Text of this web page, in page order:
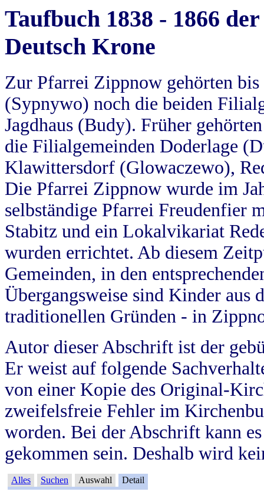
Taufbuch 1838 - 1866
Deutsch Krone
Zur Pfarrei Zippnow gehörten
(Sypnywo) noch die beiden
Jagdhaus (Budy). Früher
die Filialgemeinden Doderlage
Klawittersdorf (Glowaczewo),
Die Pfarrei Zippnow wurde im
selbständige Pfarrei Freudenfier
Stabitz und ein Lokalvikariat
wurden errichtet. Ab diesem
Gemeinden, in den
Übergangsweise sind Kinder aus
traditionellen Gründen - in
Autor dieser Abschrift ist der
Er weist auf folgende
von einer Kopie des Original-
zweifelsfreie Fehler im
worden. Bei der Abschrift kann
gekommen sein. Deshalb wird
Alles Suchen Auswahl Detail